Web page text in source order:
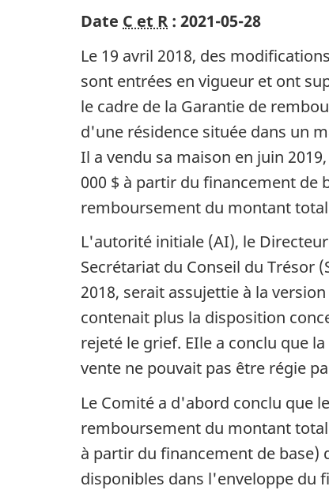
Date C et R : 2021-05-28
Le 19 avril 2018, des
sont entrées en vigueur et ont
le cadre de la Garantie de
d'une résidence située dans un
Il a vendu sa maison en juin
000 $ à partir du financement de
remboursement du montant
L'autorité initiale (AI), le
Secrétariat du Conseil du Trésor
2018, serait assujettie à la
contenait plus la disposition
rejeté le grief. EIle a conclu que
vente ne pouvait pas être régie
Le Comité a d'abord conclu que
remboursement du montant
à partir du financement de
disponibles dans l'enveloppe du